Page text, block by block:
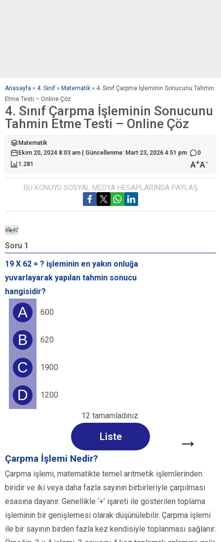
Anasayfa » 4. Sınıf » Matematik » 4. Sınıf Çarpma İşleminin Sonucunu Tahmin
Etme Testi – Online Çöz
4. Sınıf Çarpma İşleminin Sonucunu
Tahmin Etme Testi – Online Çöz
Matematik
Ekim 20, 2024 8:03 am | Güncellenme: Mart 23, 2026 4:51 pm
0
1.281
A+A-
BU KONUYU SOSYAL MEDYA HESAPLARINDA PAYLAŞ
Soru 1
19 X 62 = ? işleminin en yakın onluğa
yuvarlayarak yapılan tahmin sonucu
hangisidir?
A 600
B 620
C 1900
D 1200
12 tamamladınız.
Liste →
Çarpma İşlemi Nedir?
Çarpma işlemi, matematikte temel aritmetik işlemlerinden
biridir ve iki veya daha fazla sayının birbirleriyle çarpılması
esasına dayanır. Genellikle ‘+’ işareti ile gösterilen toplama
işleminin bir genişlemesi olarak düşünülebilir. Çarpma işlemi
ile bir sayının birden fazla kez kendisiyle toplanması sağlanır.